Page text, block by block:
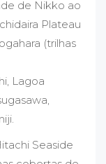
de Nikko ao
Plateau
(trilhas
Lagoa
Seaside